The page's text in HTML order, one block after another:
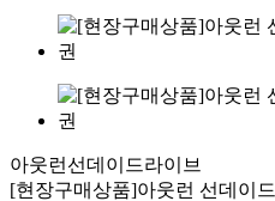
아웃런선데이드라이브
[현장구매상품]아웃런 선데이